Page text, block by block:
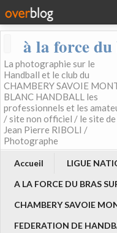
à la force
La photographie sur le
Handball et le club du
CHAMBERY SAVOIE
BLANC HANDBALL les
professionnels et les
/ site non officiel / le site de
Jean Pierre RIBOLI /
Photographe
Accueil
LIGUE
A LA FORCE DU BRAS
CHAMBERY SAVOIE
FEDERATION DE